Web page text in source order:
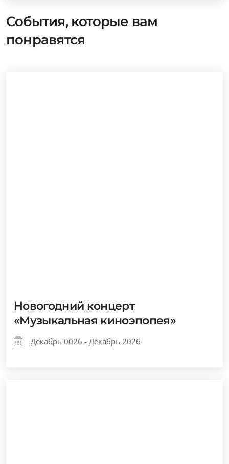
События, которые вам
понравятся
Новогодний концерт
«Музыкальная киноэпопея»
Декабрь 0026 - Декабрь 2026